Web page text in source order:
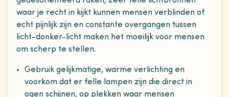
waar je recht in kijkt kunnen mensen verblinden of
echt pijnlijk zijn en constante overgangen tussen
licht-donker-licht maken het moeilijk voor mensen
om scherp te stellen.
Gebruik gelijkmatige, warme verlichting en
voorkom dat er felle lampen zijn die direct in
ogen schijnen, op plekken waar mensen